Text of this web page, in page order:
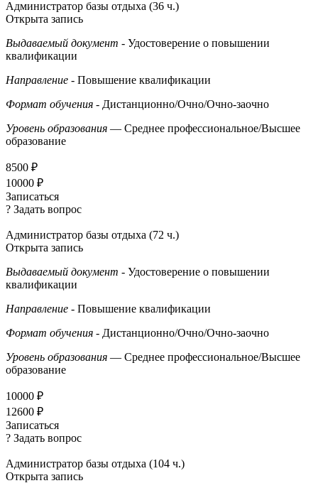
Администратор базы отдыха (36 ч.)
Открыта запись
Выдаваемый документ - Удостоверение о повышении
квалификации
Направление - Повышение квалификации
Формат обучения - Дистанционно/Очно/Очно-заочно
Уровень образования — Среднее профессиональное/Высшее
образование
8500 ₽
10000 ₽
Записаться
? Задать вопрос
Администратор базы отдыха (72 ч.)
Открыта запись
Выдаваемый документ - Удостоверение о повышении
квалификации
Направление - Повышение квалификации
Формат обучения - Дистанционно/Очно/Очно-заочно
Уровень образования — Среднее профессиональное/Высшее
образование
10000 ₽
12600 ₽
Записаться
? Задать вопрос
Администратор базы отдыха (104 ч.)
Открыта запись